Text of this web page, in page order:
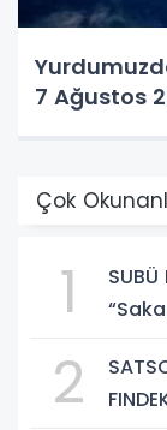
7 Ağustos
Çok
1
2